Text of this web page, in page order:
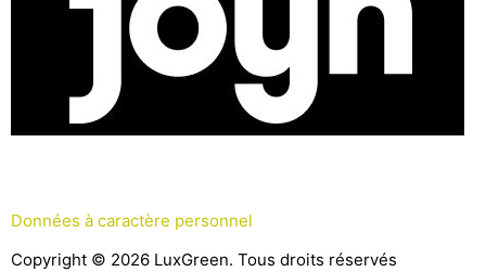
Données à caractère personnel
Copyright © 2026 LuxGreen. Tous droits réservés